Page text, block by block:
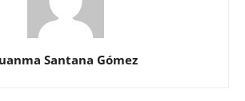
Santana Gómez